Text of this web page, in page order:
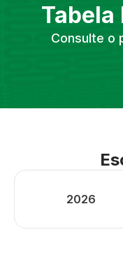
Tabela
Consulte o
2026